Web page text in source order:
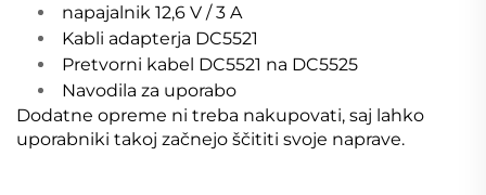
napajalnik 12,6 V / 3 A
Kabli adapterja DC5521
Pretvorni kabel DC5521 na DC5525
Navodila za uporabo
Dodatne opreme ni treba nakupovati, saj lahko
uporabniki takoj začnejo ščititi svoje naprave.